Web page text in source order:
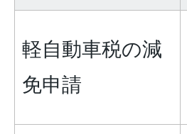
軽自動車税の減
免申請